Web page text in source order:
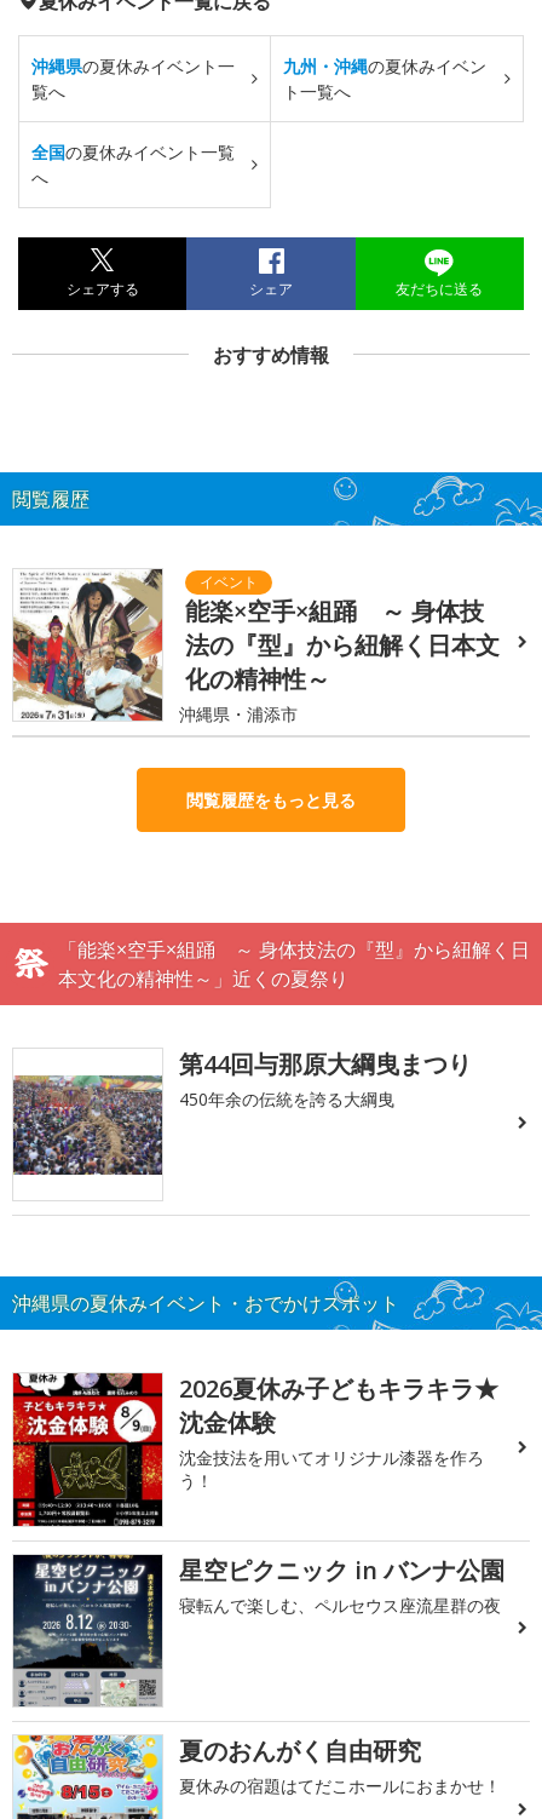
沖縄県の夏休みイベント一
覧へ
九州・沖縄の夏休みイベン
ト一覧へ
全国の夏休みイベント一覧
へ
シェアする シェア 友だちに送る
おすすめ情報
閲覧履歴
能楽×空手×組踊 ～ 身体技
法の『型』から紐解く日本文
化の精神性～
沖縄県・浦添市
閲覧履歴をもっと見る
「能楽×空手×組踊 ～ 身体技法の『型』から紐解く日
本文化の精神性～」近くの夏祭り
第44回与那原大綱曳まつり
450年余の伝統を誇る大綱曳
沖縄県の夏休みイベント・おでかけスポット
2026夏休み子どもキラキラ★
沈金体験
沈金技法を用いてオリジナル漆器を作ろ
う！
星空ピクニック in バンナ公園
寝転んで楽しむ、ペルセウス座流星群の夜
夏のおんがく自由研究
夏休みの宿題はてだこホールにおまかせ！